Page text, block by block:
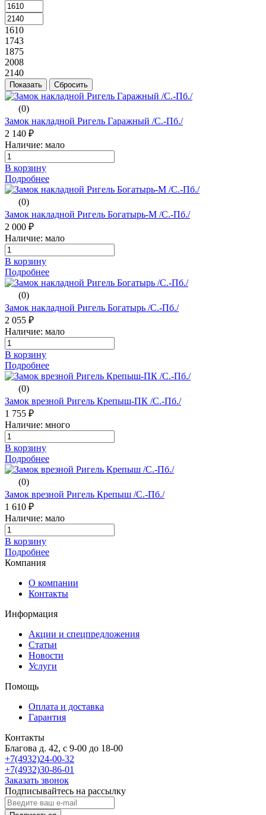
1610
1743
1875
2008
2140
(0)
Замок накладной Ригель Гаражный /С.-Пб./
2 140 ₽
Наличие: мало
В корзину
Подробнее
(0)
Замок накладной Ригель Богатырь-М /С.-Пб./
2 000 ₽
Наличие: мало
В корзину
Подробнее
(0)
Замок накладной Ригель Богатырь /С.-Пб./
2 055 ₽
Наличие: мало
В корзину
Подробнее
(0)
Замок врезной Ригель Крепыш-ПК /С.-Пб./
1 755 ₽
Наличие: много
В корзину
Подробнее
(0)
Замок врезной Ригель Крепыш /С.-Пб./
1 610 ₽
Наличие: мало
В корзину
Подробнее
Компания
О компании
Контакты
Информация
Акции и спецпредложения
Статьи
Новости
Услуги
Помощь
Оплата и доставка
Гарантия
Контакты
Благова д. 42, с 9-00 до 18-00
+7(4932)24-00-32
+7(4932)30-86-01
Заказать звонок
Подписывайтесь на рассылку